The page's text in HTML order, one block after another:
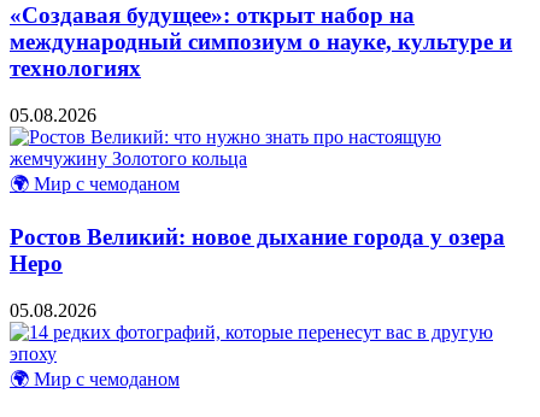
«Создавая будущее»: открыт набор на
международный симпозиум о науке, культуре и
технологиях
05.08.2026
🌍 Мир с чемоданом
Ростов Великий: новое дыхание города у озера
Неро
05.08.2026
🌍 Мир с чемоданом